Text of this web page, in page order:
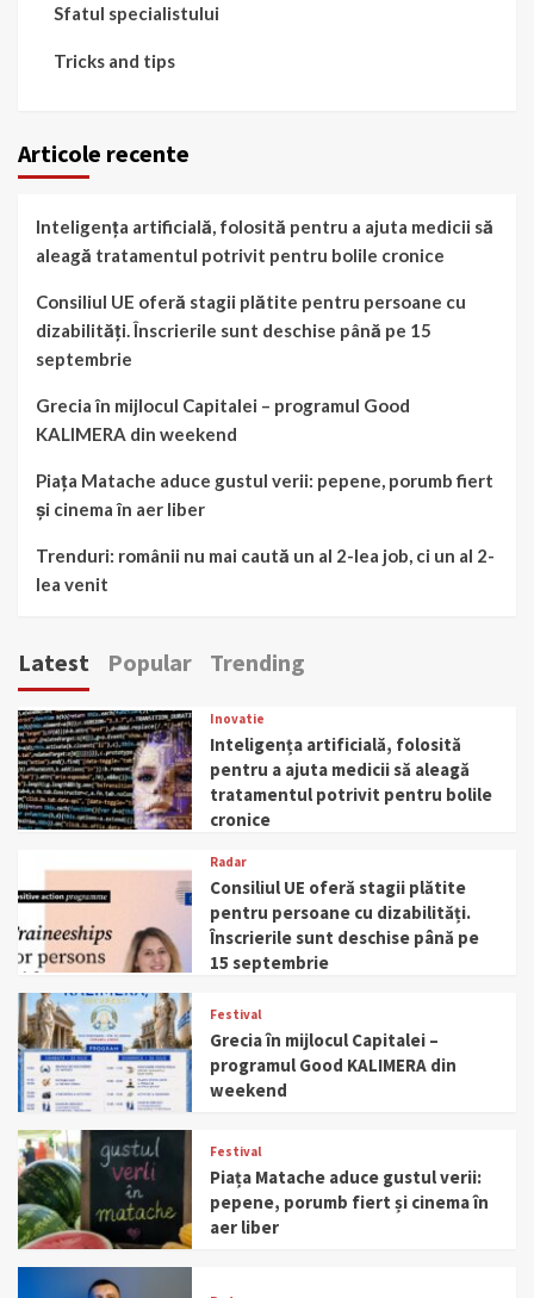
Sfatul specialistului
Tricks and tips
Articole recente
Inteligența artificială, folosită pentru a ajuta medicii să
aleagă tratamentul potrivit pentru bolile cronice
Consiliul UE oferă stagii plătite pentru persoane cu
dizabilități. Înscrierile sunt deschise până pe 15
septembrie
Grecia în mijlocul Capitalei – programul Good
KALIMERA din weekend
Piața Matache aduce gustul verii: pepene, porumb fiert
și cinema în aer liber
Trenduri: românii nu mai caută un al 2-lea job, ci un al 2-
lea venit
Latest Popular Trending
Inovatie
Inteligența artificială, folosită
pentru a ajuta medicii să aleagă
tratamentul potrivit pentru bolile
cronice
Radar
Consiliul UE oferă stagii plătite
pentru persoane cu dizabilități.
Înscrierile sunt deschise până pe
15 septembrie
Festival
Grecia în mijlocul Capitalei –
programul Good KALIMERA din
weekend
Festival
Piața Matache aduce gustul verii:
pepene, porumb fiert și cinema în
aer liber